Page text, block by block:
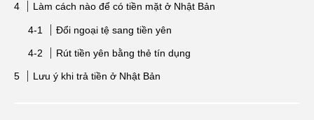
Làm cách nào để có tiền mặt ở Nhật Bản
Đổi ngoại tệ sang tiền yên
Rút tiền yên bằng thẻ tín dụng
Lưu ý khi trả tiền ở Nhật Bản